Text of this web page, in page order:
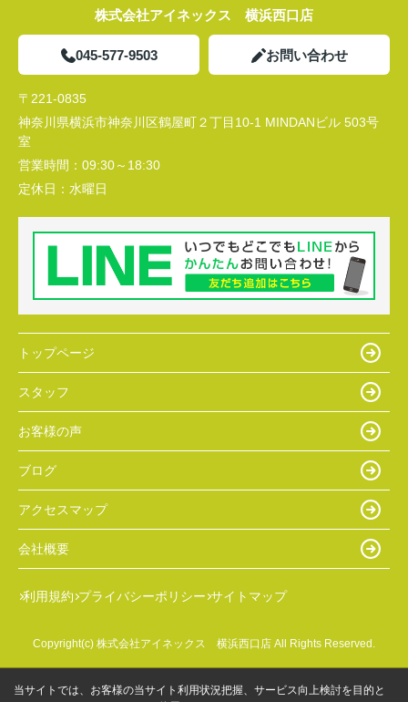
株式会社アイネックス 横浜西口店
045-577-9503 お問い合わせ
〒221-0835
神奈川県横浜市神奈川区鶴屋町２丁目10-1 MINDANビル 503号
室
営業時間： 09:30～18:30
定休日： 水曜日
トップページ
スタッフ
お客様の声
ブログ
アクセスマップ
会社概要
利用規約 プライバシーポリシー サイトマップ
Copyright(c) 株式会社アイネックス 横浜西口店 All Rights Reserved.
当サイトでは、お客様の当サイト利用状況把握、サービス向上検討を目的と